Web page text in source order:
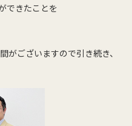
できたことを
がございますので引き続き、